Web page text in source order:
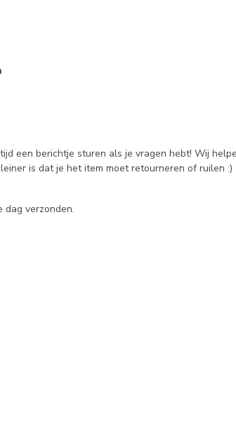
een berichtje sturen als je vragen hebt! Wij
is dat je het item moet retourneren of ruilen :)
dag verzonden.